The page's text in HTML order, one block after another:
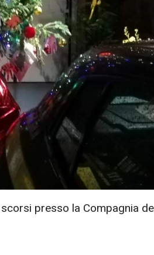
presso la Compagnia